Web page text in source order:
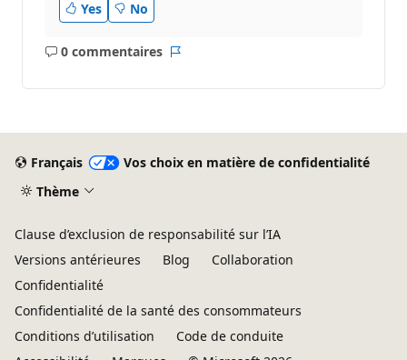
Yes
No
0 commentaires
Aucun
Français
Vos choix en matière de confidentialité
Thème
Clause d’exclusion de responsabilité sur l’IA
Versions antérieures
Blog
Collaboration
Confidentialité
Confidentialité de la santé des consommateurs
Conditions d’utilisation
Code de conduite